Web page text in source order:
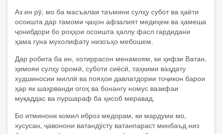
Аз ин рӯ, мо ба масъалаи таъмини сулҳу субот ва ҳаёти
осоишта дар тамоми ҷаҳон афзалият медиҳем ва ҳамеша
ҷонибдори бо роҳҳои осоишта ҳаллу фасл гардидани
ҳама гуна мухолифату низоъҳо мебошем.
Дар робита ба ин, хотиррасон менамоям, ки ҳифзи Ватан,
ҳимояи сулҳу оромӣ, суботи сиёсӣ, таҳкими ваҳдату
худшиносии миллӣ ва пояҳои давлатдории тоҷикон барои
ҳар як шаҳрванди огоҳ ва бонангу номус вазифаи
муқаддас ва пуршараф ба ҳисоб меравад.
Бо итминони комил иброз медорам, ки мардуми мо,
хусусан, ҷавонони ватандӯсту ватанпараст минбаъд низ